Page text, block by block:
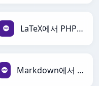
LaTeX에서 PHP로
Markdown에서 PHP로